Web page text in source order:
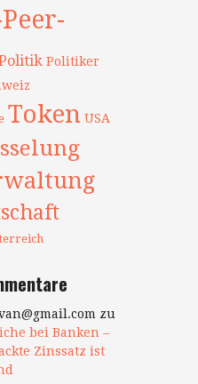
Politiker
Token USA
zu
bei Banken –
Zinssatz ist